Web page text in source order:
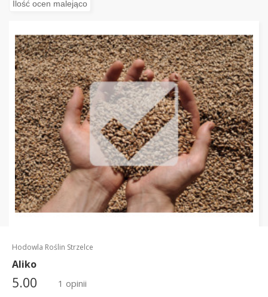
Hodowla Roślin Strzelce
Aliko
5.00 1 opinii